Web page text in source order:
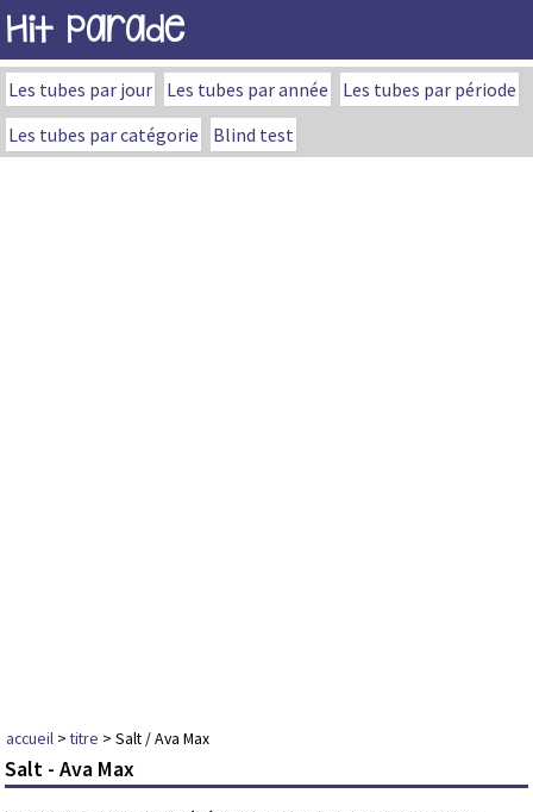
Hit Parade
Les tubes par jour Les tubes par année
Les tubes par période
Les tubes par catégorie
Blind test
accueil >titre > Salt / Ava Max
Salt - Ava Max